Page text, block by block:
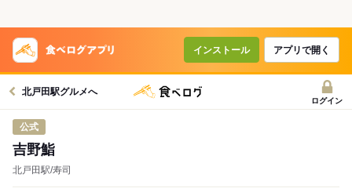
インストール アプリで開く
北戸田駅グルメへ
ログイン
公式
吉野鮨
北戸田駅/寿司